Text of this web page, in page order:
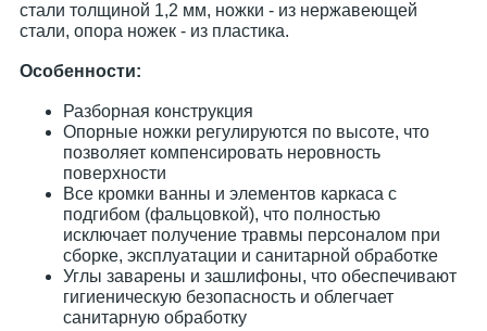
стали толщиной 1,2 мм, ножки - из нержавеющей
стали, опора ножек - из пластика.
Особенности:
Разборная конструкция
Опорные ножки регулируются по высоте, что
позволяет компенсировать неровность
поверхности
Все кромки ванны и элементов каркаса с
подгибом (фальцовкой), что полностью
исключает получение травмы персоналом при
сборке, эксплуатации и санитарной обработке
Углы заварены и зашлифоны, что обеспечивают
гигиеническую безопасность и облегчает
санитарную обработку